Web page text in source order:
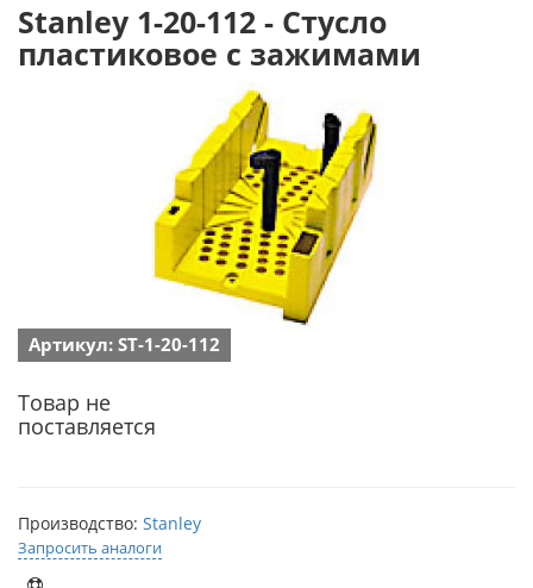
Stanley 1-20-112 - Стусло
пластиковое с зажимами
Артикул: ST-1-20-112
Товар не
поставляется
Производство: Stanley
Запросить аналоги